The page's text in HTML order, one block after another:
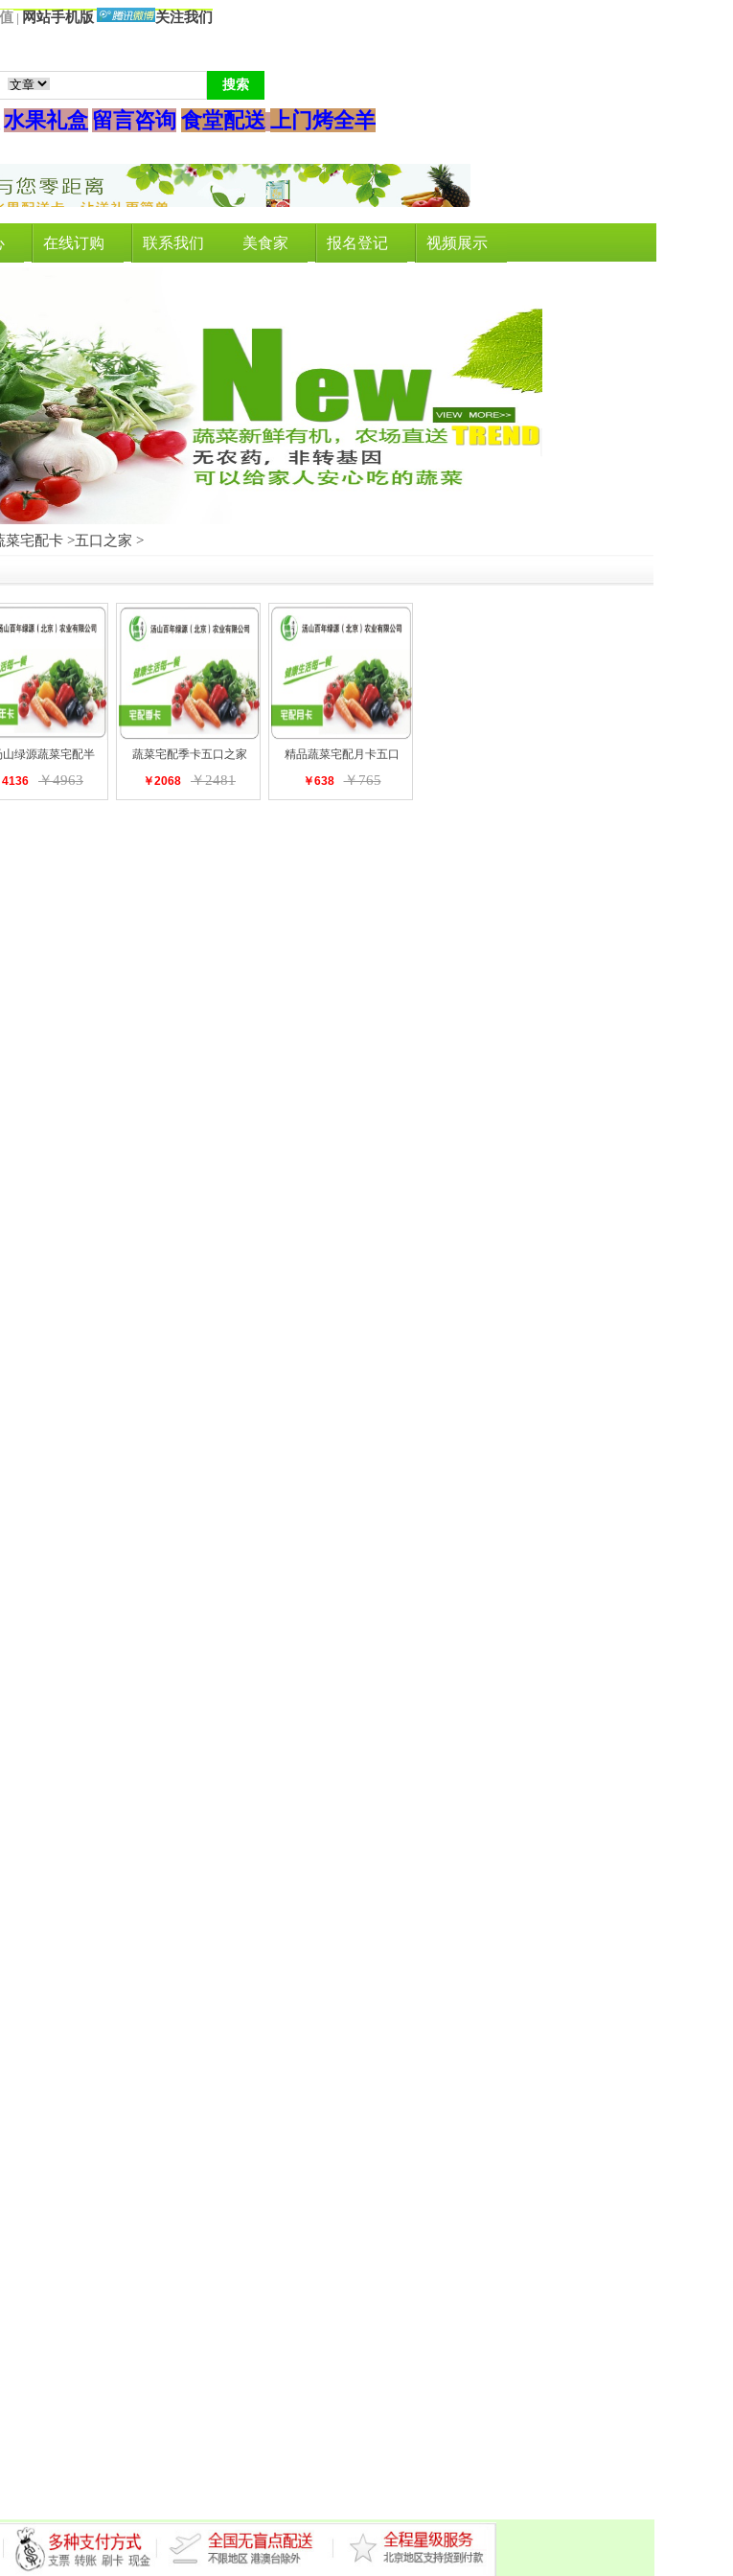
在线订购 联系我们 美食家 报名登记 视频展示
| 网站手机版 关注我们
水果礼盒 留言咨询 食堂配送 上门烤全羊
菜宅配卡 >五口之家 >
山绿源蔬菜宅配半
4136
￥4963
蔬菜宅配季卡五口之家
￥2068
￥2481
精品蔬菜宅配月卡五口
￥638
￥765